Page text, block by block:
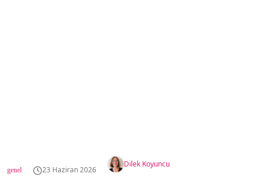
genel 23 Haziran 2026
Dilek Koyuncu